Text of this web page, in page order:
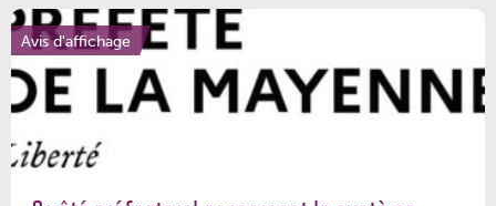
Avis d'affichage